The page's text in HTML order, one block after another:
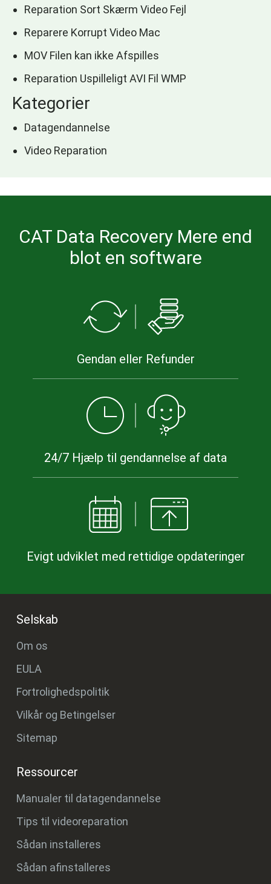
Reparation Sort Skærm Video Fejl
Reparere Korrupt Video Mac
MOV Filen kan ikke Afspilles
Reparation Uspilleligt AVI Fil WMP
Kategorier
Datagendannelse
Video Reparation
CAT Data Recovery Mere end
blot en software
Gendan eller Refunder
24/7 Hjælp til gendannelse af data
Evigt udviklet med rettidige opdateringer
Selskab
Om os
EULA
Fortrolighedspolitik
Vilkår og Betingelser
Sitemap
Ressourcer
Manualer til datagendannelse
Tips til videoreparation
Sådan installeres
Sådan afinstalleres